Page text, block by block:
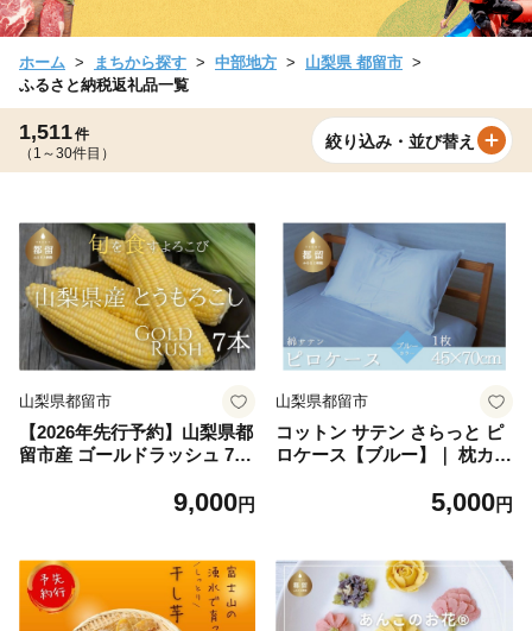
ホーム まちから探す 中部地方
山梨県 都留市
ふるさと納税返礼品一覧
1,511件
（1～30件目）
絞り込み・並び替え
山梨県都留市
【2026年先行予約】山梨県都
留市産 ゴールドラッシュ 7本
甘い とうもろこし トウモロ
9,000円
山梨県都留市
コットン サテン さらっと ピ
ロケース【ブルー】｜ 枕カバ
コットン 綿 まくらケース 寝
5,000円